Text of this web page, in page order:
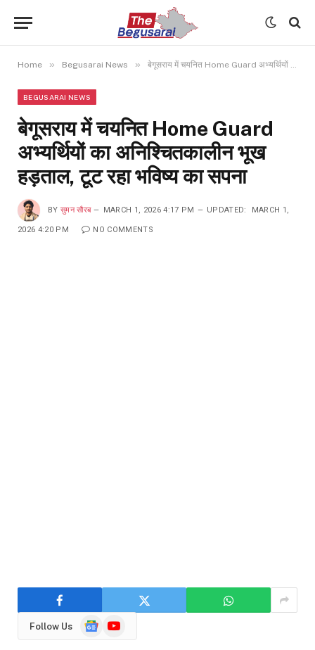
Home » Begusarai News » बेगूसराय में चयनित Home Guard अभ्यर्थियों का अनिश्चितकालीन भूख हड़ताल, टूट रहा भविष्य का सपना
BEGUSARAI NEWS
बेगूसराय में चयनित Home Guard
अभ्यर्थियों का अनिश्चितकालीन भूख
हड़ताल, टूट रहा भविष्य का सपना
BY सुमन सौरब MARCH 1, 2026 4:17 PM UPDATED: MARCH 1,
2026 4:20 PM NO COMMENTS
Follow Us
GoogleYouTube